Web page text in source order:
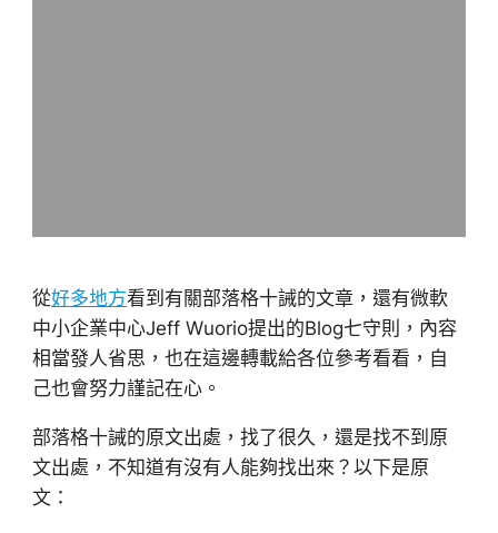
從好多地方看到有關部落格十誡的文章，還有微軟
中小企業中心Jeff Wuorio提出的Blog七守則，內容
相當發人省思，也在這邊轉載給各位參考看看，自
己也會努力謹記在心。
部落格十誡的原文出處，找了很久，還是找不到原
文出處，不知道有沒有人能夠找出來？以下是原
文：